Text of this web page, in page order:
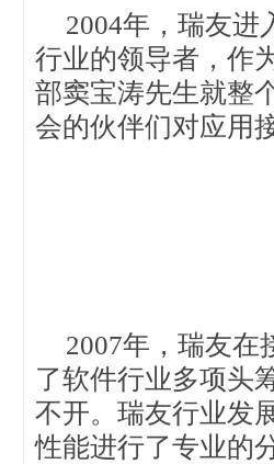
2004年，瑞友进
行业的领导者，作
部窦宝涛先生就整
会的伙伴们对应用
2007年，瑞友在
了软件行业多项头
不开。瑞友行业发
性能进行了专业的